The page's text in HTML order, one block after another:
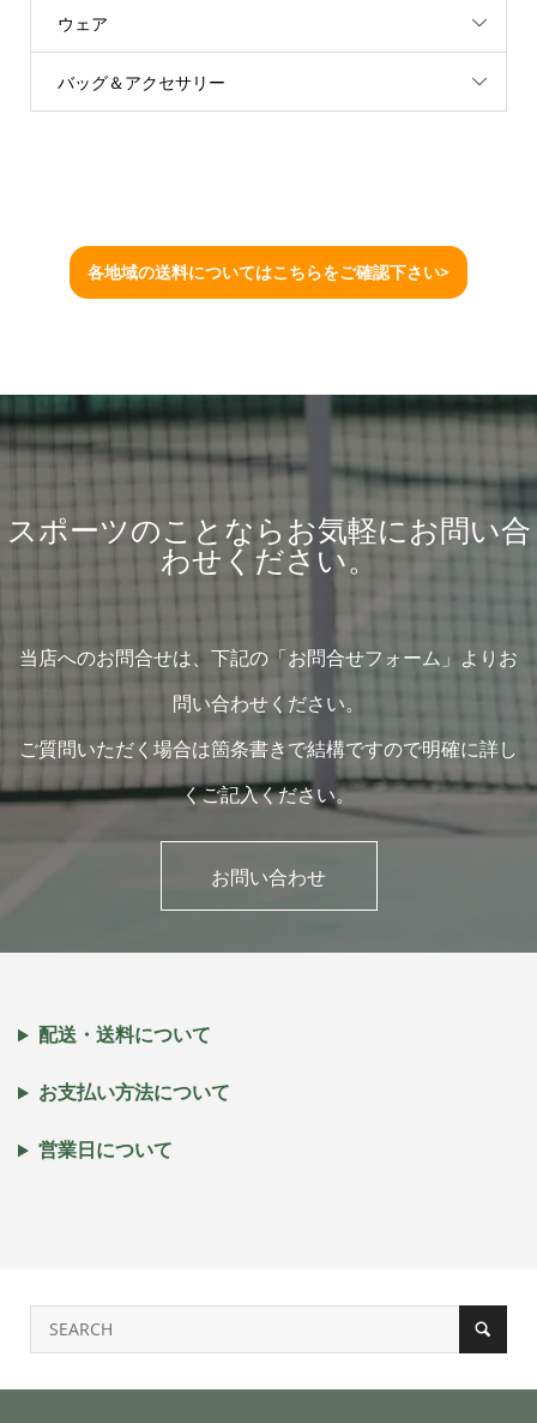
ウェア
バッグ＆アクセサリー
各地域の送料についてはこちらをご確認下さい>
スポーツのことならお気軽にお問い合
わせください。
当店へのお問合せは、下記の「お問合せフォーム」よりお
問い合わせください。
ご質問いただく場合は箇条書きで結構ですので明確に詳し
くご記入ください。
お問い合わせ
配送・送料について
お支払い方法について
営業日について